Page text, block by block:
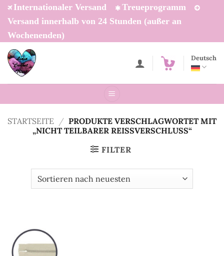
Zum
Inhalt
springen
Internationaler Versand
Treueprogramm
Versand innerhalb von 24 Stunden (außer an
Wochenenden)
Deutsch
STARTSEITE / PRODUKTE VERSCHLAGWORTET MIT
„NICHT TEILBARER REISSVERSCHLUSS“
FILTER